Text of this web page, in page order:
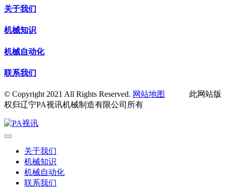
关于我们
机械知识
机械自动化
联系我们
© Copyright 2021 All Rights Reserved. 网站地图
此网站版
权归辽宁PA视讯机械制造有限公司所有
关于我们
机械知识
机械自动化
联系我们